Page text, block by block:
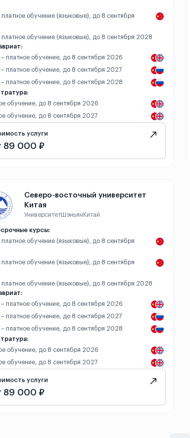
платное обучение (языковые), до 8 сентября
платное обучение (языковые), до 8 сентября 2028
– платное обучение, до 8 сентября 2026
– платное обучение, до 8 сентября 2027
– платное обучение, до 8 сентября 2028
обучение, до 8 сентября 2026
обучение, до 8 сентября 2027
услуги
89 000 ₽
Северо-восточный университет
Китая
Университет Шэньян Китай
курсы:
платное обучение (языковые), до 8 сентября
платное обучение (языковые), до 8 сентября
платное обучение (языковые), до 8 сентября 2028
– платное обучение, до 8 сентября 2026
– платное обучение, до 8 сентября 2027
– платное обучение, до 8 сентября 2028
обучение, до 8 сентября 2026
обучение, до 8 сентября 2027
услуги
89 000 ₽